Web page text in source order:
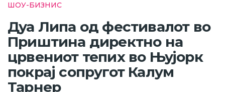
ШОУ-БИЗНИС
Дуа Липа од фестивалот во
Приштина директно на
црвениот тепих во Њујорк
покрај сопругот Калум
Тарнер